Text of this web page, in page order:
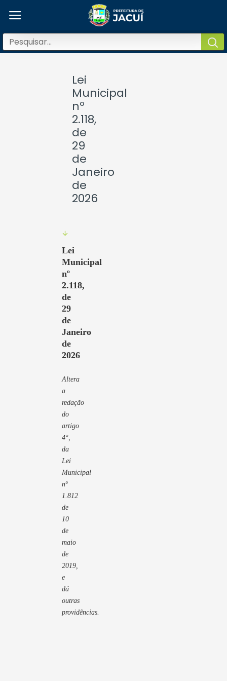
Lei
Municipal
nº
2.118,
de
29
de
Janeiro
de
2026
Lei
Municipal
nº
2.118,
de
29
de
Janeiro
de
2026
Altera
a
redação
do
artigo
4°,
da
Lei
Municipal
nº
1.812
de
10
de
maio
de
2019,
e
dá
outras
providências.